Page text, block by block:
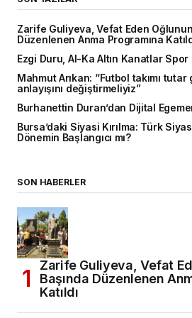
Zarife Guliyeva, Vefat Eden
Düzenlenen Anma Programına
Ezgi Duru, Al-Ka Altın Kanatlar Spor
Mahmut Arıkan: “Futbol takımı
anlayışını değiştirmeliyiz”
Burhanettin Duran’dan Dijital
Bursa’daki Siyasi Kırılma: Türk
Dönemin Başlangıcı mı?
SON HABERLER
Zarife Guliyeva, Vefat
Başında Düzenlenen
Katıldı